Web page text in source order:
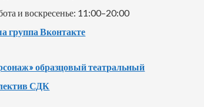
и воскресенье: 11:00–20:00
группа Вконтакте
образцовый театральный
СДК